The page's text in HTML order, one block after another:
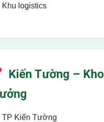
Khu logistics
Kiến Tường – Kho
TP Kiến Tường